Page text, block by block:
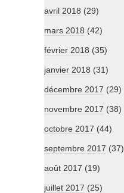
avril 2018 (29)
mars 2018 (42)
février 2018 (35)
janvier 2018 (31)
décembre 2017 (29)
novembre 2017 (38)
octobre 2017 (44)
septembre 2017 (37)
août 2017 (19)
juillet 2017 (25)